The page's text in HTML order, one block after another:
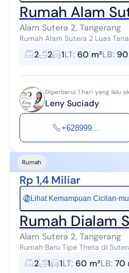
Rumah Alam
Alam Sutera 2, Tangerang
Rumah Alam Sutera 2 Luas
m² 2 Lantai Kamar Tidur : 2
Bertahap Legali...
2 2 1LT: 60 m²LB: 90
Diperbarui 1 hari yang lalu
Leny Suciady
+628999...
Rumah
Rp 1,4 Miliar
Rp Lihat Kemampuan Cicilan-mu
Rumah Dialam
Alam Sutera 2, Tangerang
Rumah Baru Tipe Theta di
Alam Sutera Group di kawasan
lantai berukuran 5x12 meter d...
2 1 1LT: 60 m²LB: 70